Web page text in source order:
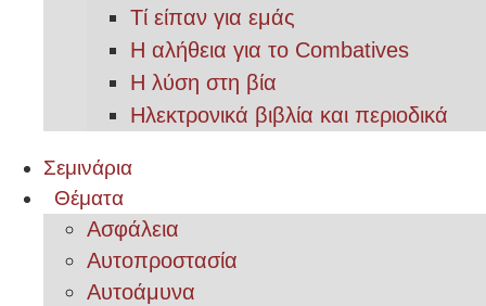
Τί είπαν για εμάς
Η αλήθεια για το Combatives
Η λύση στη βία
Ηλεκτρονικά βιβλία και περιοδικά
Σεμινάρια
Θέματα
Ασφάλεια
Αυτοπροστασία
Αυτοάμυνα